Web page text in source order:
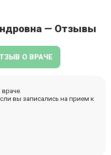
— Отзывы
О ВРАЧЕ
вы записались на прием к